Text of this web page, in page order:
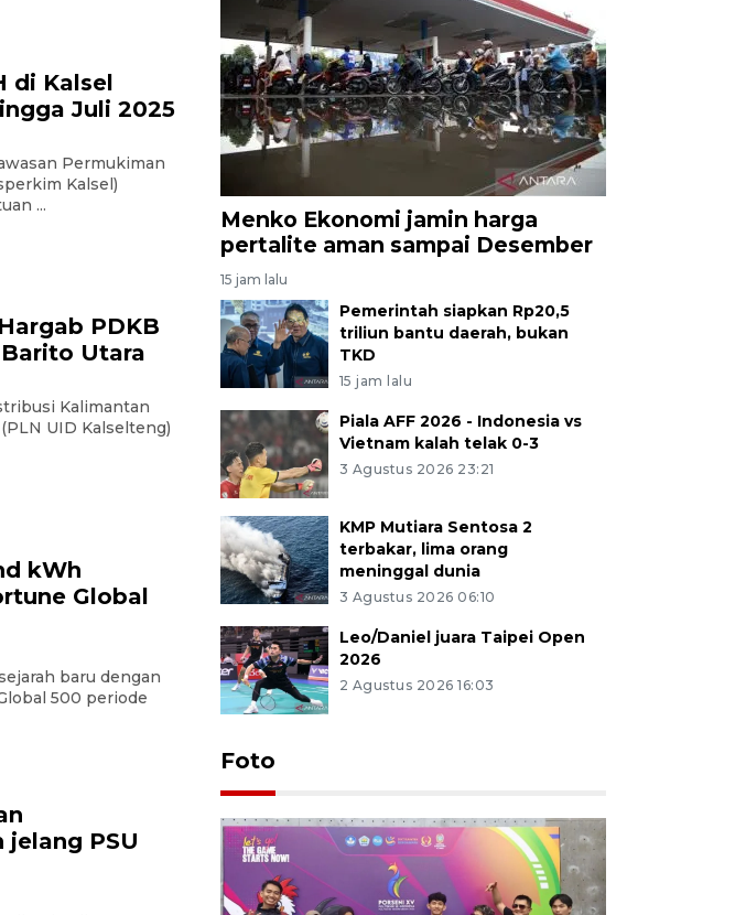
di Kalsel
Juli 2025
Permukiman
Kalsel)
...
PDKB
Utara
Kalimantan
UID Kalselteng)
kWh
Global
baru dengan
500 periode
PSU
Menko Ekonomi jamin harga
pertalite aman sampai Desember
15 jam lalu
Pemerintah siapkan Rp20,5
triliun bantu daerah, bukan
TKD
15 jam lalu
Piala AFF 2026 - Indonesia vs
Vietnam kalah telak 0-3
3 Agustus 2026 23:21
KMP Mutiara Sentosa 2
terbakar, lima orang
meninggal dunia
3 Agustus 2026 06:10
Leo/Daniel juara Taipei Open
2026
2 Agustus 2026 16:03
Foto